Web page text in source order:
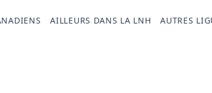
AILLEURS DANS LA LNH AUTRES